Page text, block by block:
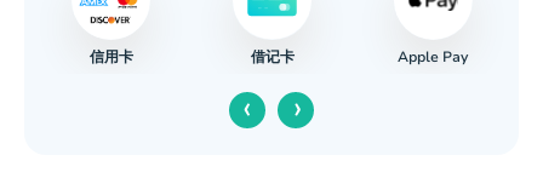
信用卡 借记卡 Apple Pay
‹ ›